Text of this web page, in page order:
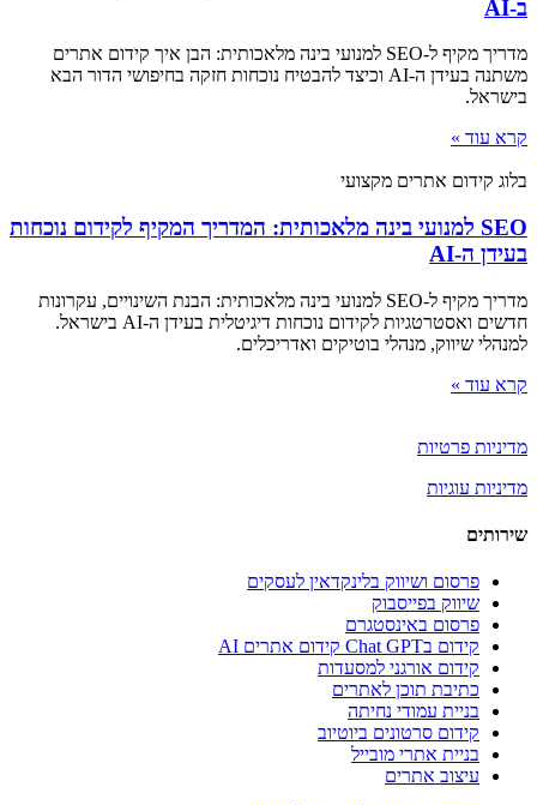
ב-AI
מדריך מקיף ל-SEO למנועי בינה מלאכותית: הבן איך קידום אתרים
משתנה בעידן ה-AI וכיצד להבטיח נוכחות חזקה בחיפושי הדור הבא
בישראל.
קרא עוד »
בלוג קידום אתרים מקצועי
SEO למנועי בינה מלאכותית: המדריך המקיף לקידום נוכחות
בעידן ה-AI
מדריך מקיף ל-SEO למנועי בינה מלאכותית: הבנת השינויים, עקרונות
חדשים ואסטרטגיות לקידום נוכחות דיגיטלית בעידן ה-AI בישראל.
למנהלי שיווק, מנהלי בוטיקים ואדריכלים.
קרא עוד »
מדיניות פרטיות
מדיניות עוגיות
שירותים
פרסום ושיווק בלינקדאין לעסקים
שיווק בפייסבוק
פרסום באינסטגרם
קידום בChat GPT קידום אתרים AI
קידום אורגני למסעדות
כתיבת תוכן לאתרים
בניית עמודי נחיתה
קידום סרטונים ביוטיוב
בניית אתרי מובייל
עיצוב אתרים